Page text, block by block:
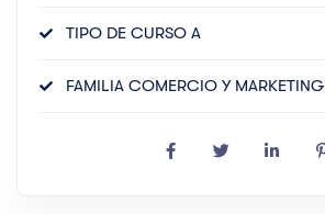
TIPO DE CURSO A
FAMILIA COMERCIO Y MARKETING